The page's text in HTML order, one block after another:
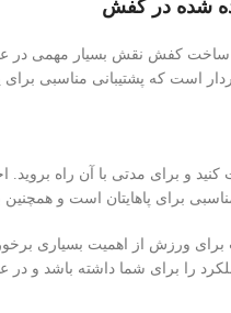
ساخت کفش نقش بسیار مهمی در
است که پشتیبانی مناسبی
کنید و برای مدتی با آن راه
برای پاهایتان است و
ورزش از اهمیت بسیاری
را برای شما داشته باشد و